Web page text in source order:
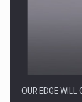
CEO
OUR EDGE